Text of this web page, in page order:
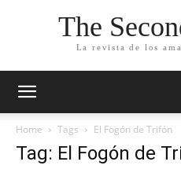
The
La revista de los
Home Tags El Fogón de Trifón
Tag: El Fogón de